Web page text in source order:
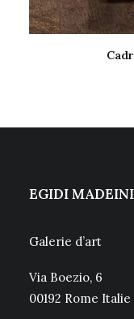
EGIDI
Galerie d’art
Via Boezio, 6
00192 Rome Italie